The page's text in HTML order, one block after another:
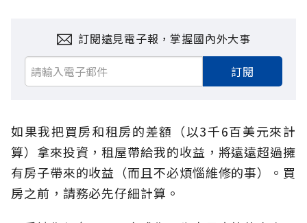
訂閱遠見電子報，掌握國內外大事
訂閱
如果我把買房和租房的差額（以3千6百美元來計
算）拿來投資，租屋帶給我的收益，將遠遠超過擁
有房子帶來的收益（而且不必煩惱維修的事）。買
房之前，請務必先仔細計算。